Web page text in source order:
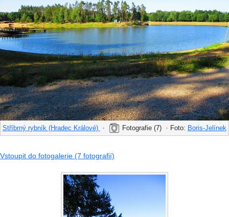
Stříbrný rybník (Hradec Králové) • Fotografie (7) • Foto: Boris-Jelínek
Vstoupit do fotogalerie (7 fotografií)